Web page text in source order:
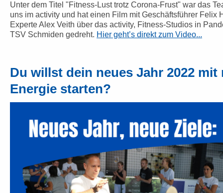
Unter dem Titel "Fitness-Lust trotz Corona-Frust" war das
uns im activity und hat einen Film mit Geschäftsführer Felix
Experte Alex Veith über das activity, Fitness-Studios in
TSV Schmiden gedreht. Hier geht’s direkt zum Video...
Du willst dein neues Jahr 2022 mit
Energie starten?